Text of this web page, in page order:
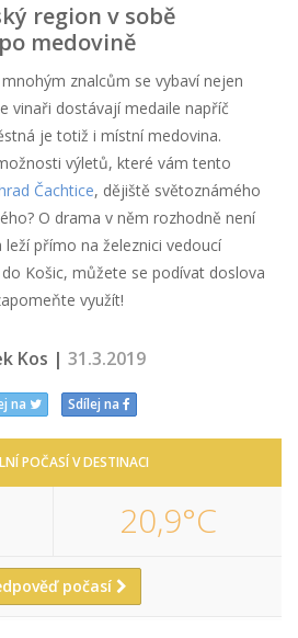
region v sobě
medovině
znalcům se vybaví nejen
vinaři dostávají medaile napříč
je totiž i místní medovina.
výletů, které vám tento
Čachtice, dějiště světoznámého
O drama v něm rozhodně není
přímo na železnici vedoucí
Košic, můžete se podívat doslova
využít!
Kos | 31.3.2019
na Sdílej na
POČASÍ V DESTINACI
20,9°C
počasí